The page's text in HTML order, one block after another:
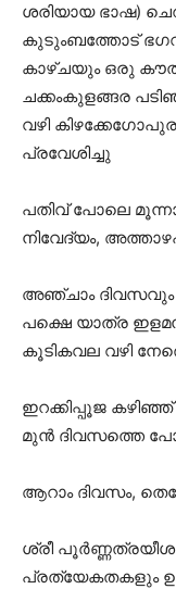
ശരിയായ ഭാഷ)
കുടുംബത്തോട്
കാഴ്ചയും ഒരു
ചക്കംകുളങ്ങര
വഴി
പ്രവേശിച്ചു
പതിവ് പോലെ
നിവേദ്യം,
അഞ്ചാം ദിവസവും
പക്ഷെ യാത്ര
കൂടികവല വഴി
ഇറക്കിപ്പൂജ
മുൻ ദിവസത്തെ
ആറാം ദിവസം,
ശ്രീ
പ്രത്യേകതകളും